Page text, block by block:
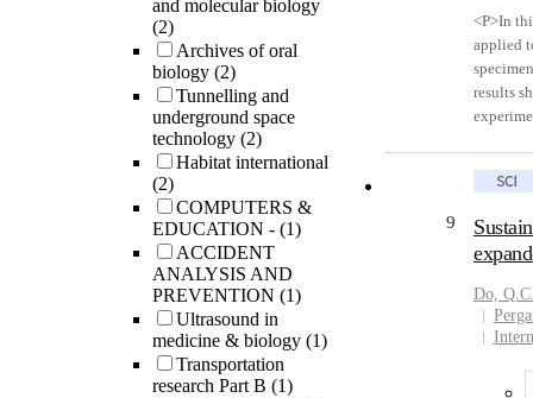
and molecular biology
(2)
Archives of oral
biology (2)
Tunnelling and
underground space
technology (2)
Habitat international
(2)
COMPUTERS &
EDUCATION - (1)
ACCIDENT
ANALYSIS AND
PREVENTION (1)
Ultrasound in
medicine & biology (1)
Transportation
research Part B (1)
humidity
stack is
is
back
end, we
the
curve
<P>In
applied
results
9
Do,